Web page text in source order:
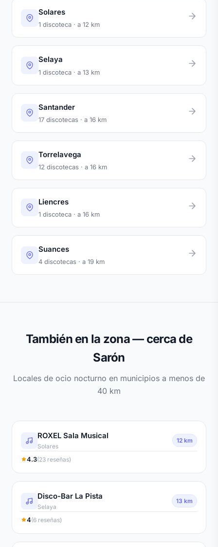
Solares
1 discoteca · a 12 km
Selaya
1 discoteca · a 13 km
Santander
17 discotecas · a 16 km
Torrelavega
12 discotecas · a 16 km
Liencres
1 discoteca · a 16 km
Suances
4 discotecas · a 19 km
También en la zona — cerca de
Sarón
Locales de ocio nocturno en municipios a menos de
40 km
ROXEL Sala Musical
Solares
12 km
4.3(23 reseñas)
Disco-Bar La Pista
Selaya
13 km
4(6 reseñas)